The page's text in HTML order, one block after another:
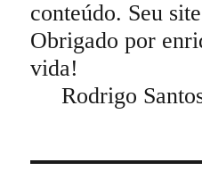
conteúdo. Seu
Obrigado por
Rodrigo